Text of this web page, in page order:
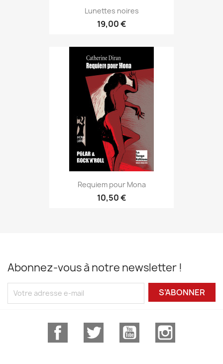
Lunettes noires
19,00 €
Requiem pour Mona
10,50 €
Abonnez-vous à notre newsletter !
S’ABONNER
Facebook Twitter YouTube